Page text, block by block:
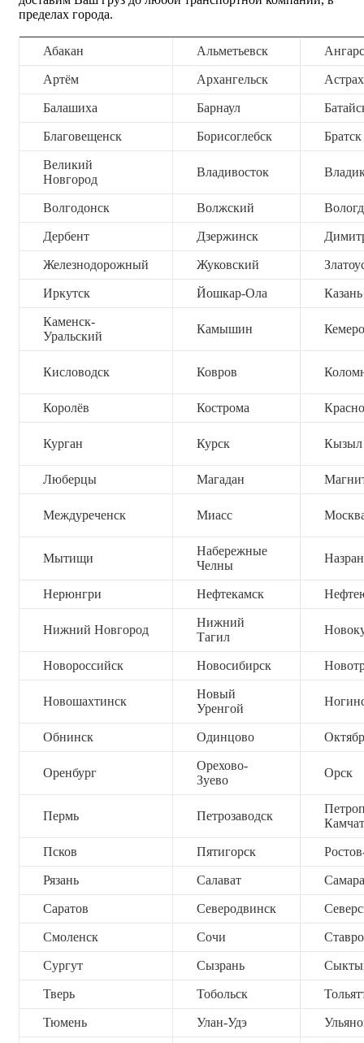
пределах города.
Абакан Альметьевск
Артём Архангельск
Балашиха Барнаул
Благовещенск Борисоглебск Братск
Великий
Новгород
Владивосток
Волгодонск Волжский
Дербент Дзержинск
Железнодорожный Жуковский
Иркутск Йошкар-Ола Казань
Каменск-
Уральский
Камышин
Кисловодск Ковров
Королёв Кострома
Курган Курск Кызыл
Люберцы Магадан
Междуреченск Миасс
Мытищи
Набережные
Челны
Нерюнгри Нефтекамск
Нижний Новгород
Нижний
Тагил
Новороссийск Новосибирск
Новошахтинск
Новый
Уренгой
Обнинск Одинцово
Оренбург
Орехово-
Зуево
Орск
Пермь Петрозаводск
Псков Пятигорск
Рязань Салават Самара
Саратов Северодвинск
Смоленск Сочи
Сургут Сызрань
Тверь Тобольск
Тюмень Улан-Удэ